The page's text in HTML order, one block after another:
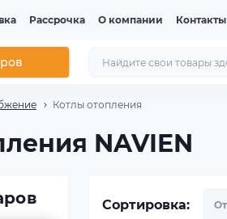
Рассрочка О компании Контакты
Котлы отопления
NAVIEN
Сортировка: